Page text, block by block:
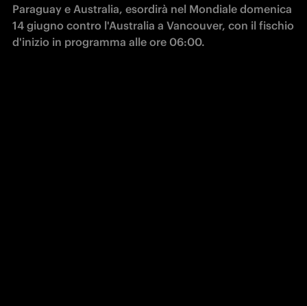
Paraguay e Australia, esordirà nel Mondiale domenica
14 giugno contro l'Australia a Vancouver, con il fischio
d'inizio in programma alle ore 06:00.